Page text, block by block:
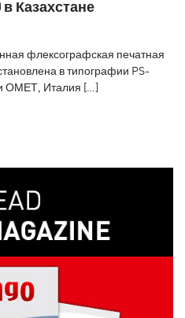
в Казахстане
флексографская печатная
в типографии PS-
ОМЕТ, Италия […]